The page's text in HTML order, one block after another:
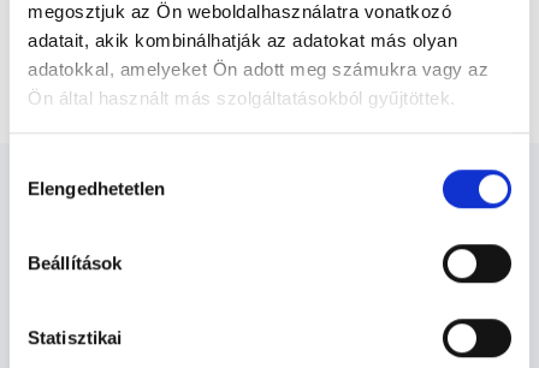
megosztjuk az Ön weboldalhasználatra vonatkozó
adatait, akik kombinálhatják az adatokat más olyan
adatokkal, amelyeket Ön adott meg számukra vagy az
Ön által használt más szolgáltatásokból gyűjtöttek.
szabályzat:https://foglaljorvost.hu/info/foglaljorvost-
kiválasztása
Elengedhetetlen
Beállítások
Statisztikai
Főoldal Ortopédus
Konzultáció + Hyaluron injekció